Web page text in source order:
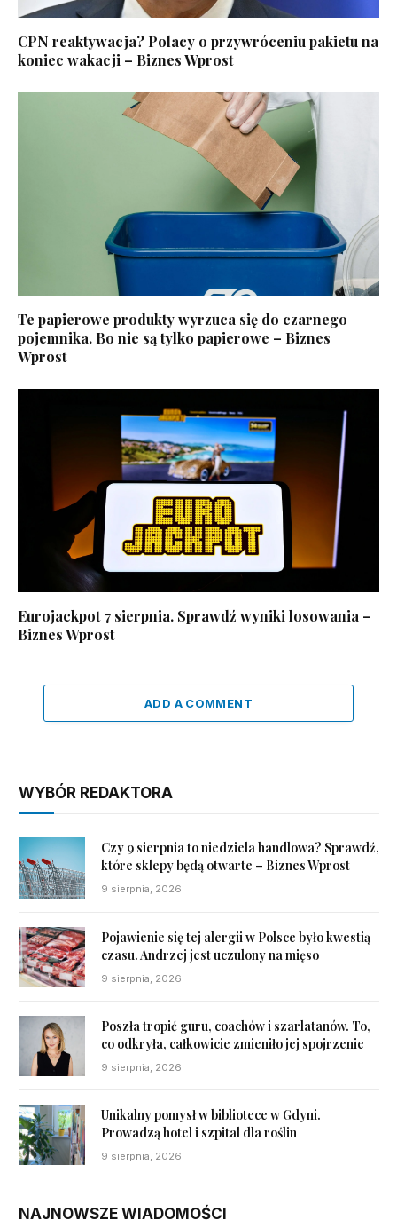
CPN reaktywacja? Polacy o przywróceniu pakietu na
koniec wakacji – Biznes Wprost
Te papierowe produkty wyrzuca się do czarnego
pojemnika. Bo nie są tylko papierowe – Biznes
Wprost
Eurojackpot 7 sierpnia. Sprawdź wyniki losowania –
Biznes Wprost
ADD A COMMENT
WYBÓR REDAKTORA
Czy 9 sierpnia to niedziela handlowa? Sprawdź,
które sklepy będą otwarte – Biznes Wprost
9 sierpnia, 2026
Pojawienie się tej alergii w Polsce było kwestią
czasu. Andrzej jest uczulony na mięso
9 sierpnia, 2026
Poszła tropić guru, coachów i szarlatanów. To,
co odkryła, całkowicie zmieniło jej spojrzenie
9 sierpnia, 2026
Unikalny pomysł w bibliotece w Gdyni.
Prowadzą hotel i szpital dla roślin
9 sierpnia, 2026
NAJNOWSZE WIADOMOŚCI